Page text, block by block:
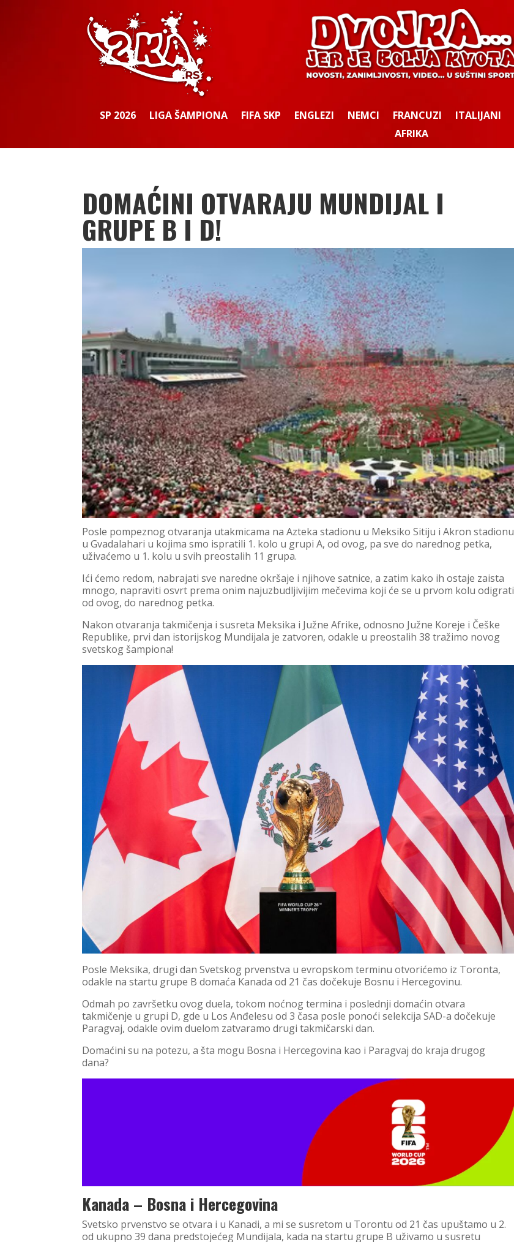
SP 2026 LIGA ŠAMPIONA FIFA SKP ENGLEZI NEMCI FRANCUZI ITALIJANI
AFRIKA
DOMAĆINI OTVARAJU MUNDIJAL I
GRUPE B I D!
Posle pompeznog otvaranja utakmicama na Azteka stadionu u Meksiko Sitiju i Akron stadionu
u Gvadalahari u kojima smo ispratili 1. kolo u grupi A, od ovog, pa sve do narednog petka,
uživaćemo u 1. kolu u svih preostalih 11 grupa.
Ići ćemo redom, nabrajati sve naredne okršaje i njihove satnice, a zatim kako ih ostaje zaista
mnogo, napraviti osvrt prema onim najuzbudljivijim mečevima koji će se u prvom kolu odigrati
od ovog, do narednog petka.
Nakon otvaranja takmičenja i susreta Meksika i Južne Afrike, odnosno Južne Koreje i Češke
Republike, prvi dan istorijskog Mundijala je zatvoren, odakle u preostalih 38 tražimo novog
svetskog šampiona!
Posle Meksika, drugi dan Svetskog prvenstva u evropskom terminu otvorićemo iz Toronta,
odakle na startu grupe B domaća Kanada od 21 čas dočekuje Bosnu i Hercegovinu.
Odmah po završetku ovog duela, tokom noćnog termina i poslednji domaćin otvara
takmičenje u grupi D, gde u Los Anđelesu od 3 časa posle ponoći selekcija SAD-a dočekuje
Paragvaj, odakle ovim duelom zatvaramo drugi takmičarski dan.
Domaćini su na potezu, a šta mogu Bosna i Hercegovina kao i Paragvaj do kraja drugog
dana?
Kanada – Bosna i Hercegovina
Svetsko prvenstvo se otvara i u Kanadi, a mi se susretom u Torontu od 21 čas upuštamo u 2.
od ukupno 39 dana predstojećeg Mundijala, kada na startu grupe B uživamo u susretu